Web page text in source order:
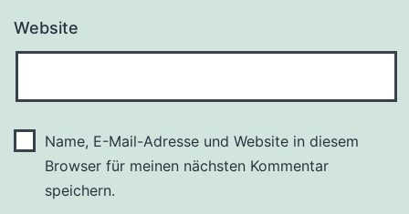
Website
Name, E-Mail-Adresse und Website in diesem
Browser für meinen nächsten Kommentar
speichern.